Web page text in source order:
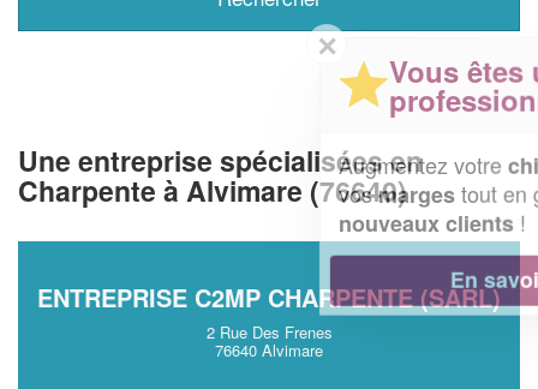
Une entreprise spécialisées en
Charpente à Alvimare (76640)
ENTREPRISE C2MP CHARPENTE (SARL)
2 Rue Des Frenes
76640 Alvimare
Vous êtes un
professionnel ?
Augmentez votrechiffre d'affaireset
vosmargestout en gagnant de